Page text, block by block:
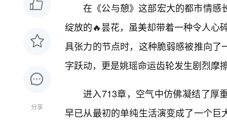
分享
在《公与憩》这部宏大的都市情感
绽放的🔥昙花，虽美却带着一种令人心
具张力的节点时，这种脆弱感被推向
字跃动，更是姚瑶命运齿轮发生剧烈摩
进入713章，空气中仿佛凝结了厚
早已从最初的单纯生活演变成了一个